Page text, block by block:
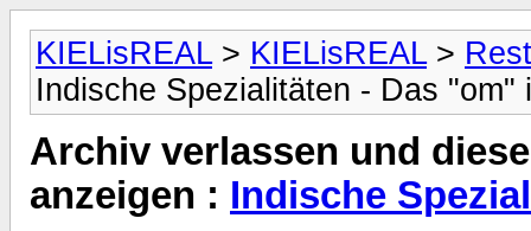
KIELisREAL> KIELisREAL>
Indische Spezialitäten - Das "om"
Archiv verlassen und
anzeigen : Indische